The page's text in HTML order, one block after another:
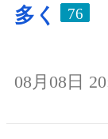
多く
76
08月08日